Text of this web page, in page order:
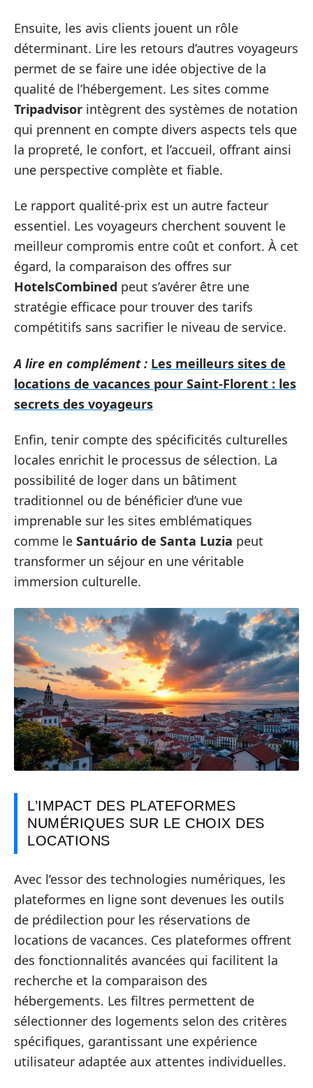
Ensuite, les avis clients jouent un rôle
déterminant. Lire les retours d’autres voyageurs
permet de se faire une idée objective de la
qualité de l’hébergement. Les sites comme
Tripadvisor intègrent des systèmes de notation
qui prennent en compte divers aspects tels que
la propreté, le confort, et l’accueil, offrant ainsi
une perspective complète et fiable.
Le rapport qualité-prix est un autre facteur
essentiel. Les voyageurs cherchent souvent le
meilleur compromis entre coût et confort. À cet
égard, la comparaison des offres sur
HotelsCombined peut s’avérer être une
stratégie efficace pour trouver des tarifs
compétitifs sans sacrifier le niveau de service.
A lire en complément : Les meilleurs sites de
locations de vacances pour Saint-Florent : les
secrets des voyageurs
Enfin, tenir compte des spécificités culturelles
locales enrichit le processus de sélection. La
possibilité de loger dans un bâtiment
traditionnel ou de bénéficier d’une vue
imprenable sur les sites emblématiques
comme le Santuário de Santa Luzia peut
transformer un séjour en une véritable
immersion culturelle.
L’IMPACT DES PLATEFORMES
NUMÉRIQUES SUR LE CHOIX DES
LOCATIONS
Avec l’essor des technologies numériques, les
plateformes en ligne sont devenues les outils
de prédilection pour les réservations de
locations de vacances. Ces plateformes offrent
des fonctionnalités avancées qui facilitent la
recherche et la comparaison des
hébergements. Les filtres permettent de
sélectionner des logements selon des critères
spécifiques, garantissant une expérience
utilisateur adaptée aux attentes individuelles.